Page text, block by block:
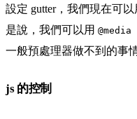
設定 gutter，我們現在可
是說，我們可以用
一般預處理器做不到的事
js 的控制